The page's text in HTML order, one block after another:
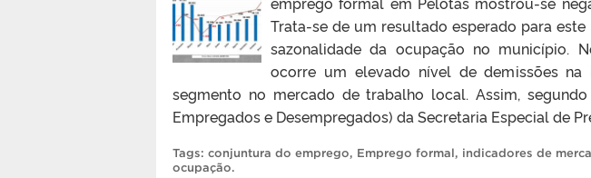
Trata-se de um resultado esperado para
sazonalidade da ocupação no município.
ocorre um elevado nível de demissões na
segmento no mercado de trabalho local. Assim,
Empregados e Desempregados) da Secretaria Especial de
Tags: conjuntura do emprego, Emprego formal, indicadores de
ocupação.